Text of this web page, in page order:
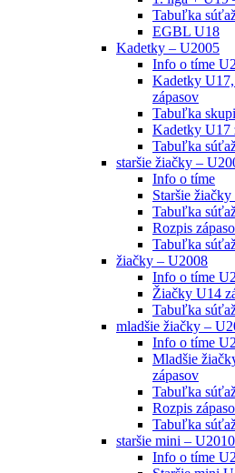
Tabuľka
EGBL U18
Kadetky – U2005
Info o tíme
Kadetky
zápasov
Tabuľka
Kadetky U17
Tabuľka
staršie žiačky –
Info o tíme
Staršie
Tabuľka
Rozpis
Tabuľka
žiačky – U2008
Info o tíme
Žiačky U14
Tabuľka
mladšie žiačky –
Info o tíme
Mladšie
zápasov
Tabuľka
Rozpis
Tabuľka
staršie mini – U2010
Info o tíme